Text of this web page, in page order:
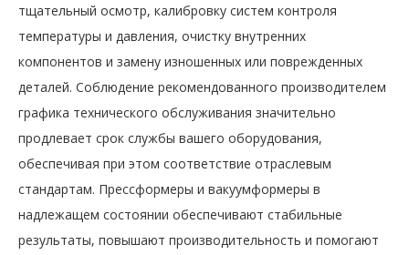
тщательный осмотр, калибровку систем контроля
температуры и давления, очистку внутренних
компонентов и замену изношенных или поврежденных
деталей. Соблюдение рекомендованного производителем
графика технического обслуживания значительно
продлевает срок службы вашего оборудования,
обеспечивая при этом соответствие отраслевым
стандартам. Прессформеры и вакуумформеры в
надлежащем состоянии обеспечивают стабильные
результаты, повышают производительность и помогают